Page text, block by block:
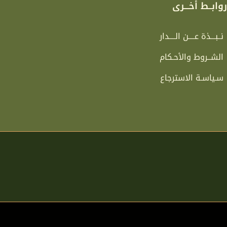
روابــط أخـــرى
نــبـــذة عــــن الــــدار
الشــروط والأحـكام
سـياسـة الاسترجاع